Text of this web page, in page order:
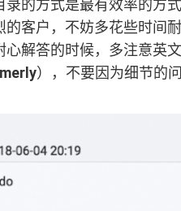
的方式是最有效率的方
的客户，不妨多花些时间
心解答的时候，多注意英
），不要因为细节的